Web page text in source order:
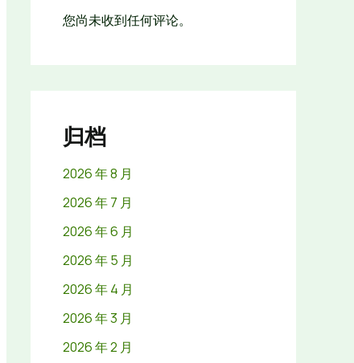
您尚未收到任何评论。
归档
2026 年 8 月
2026 年 7 月
2026 年 6 月
2026 年 5 月
2026 年 4 月
2026 年 3 月
2026 年 2 月